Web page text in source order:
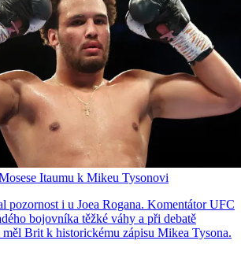
Itaumu k Mikeu Tysonovi
pozornost i u Joea Rogana. Komentátor UFC
bojovníka těžké váhy a při debatě
Brit k historickému zápisu Mikea Tysona.